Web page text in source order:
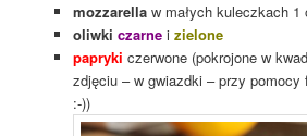
mozzarellaw małych kuleczkach 1
oliwki czarnei zielone
papryki czerwone (pokrojone w
zdjęciu – w gwiazdki – przy
:-))